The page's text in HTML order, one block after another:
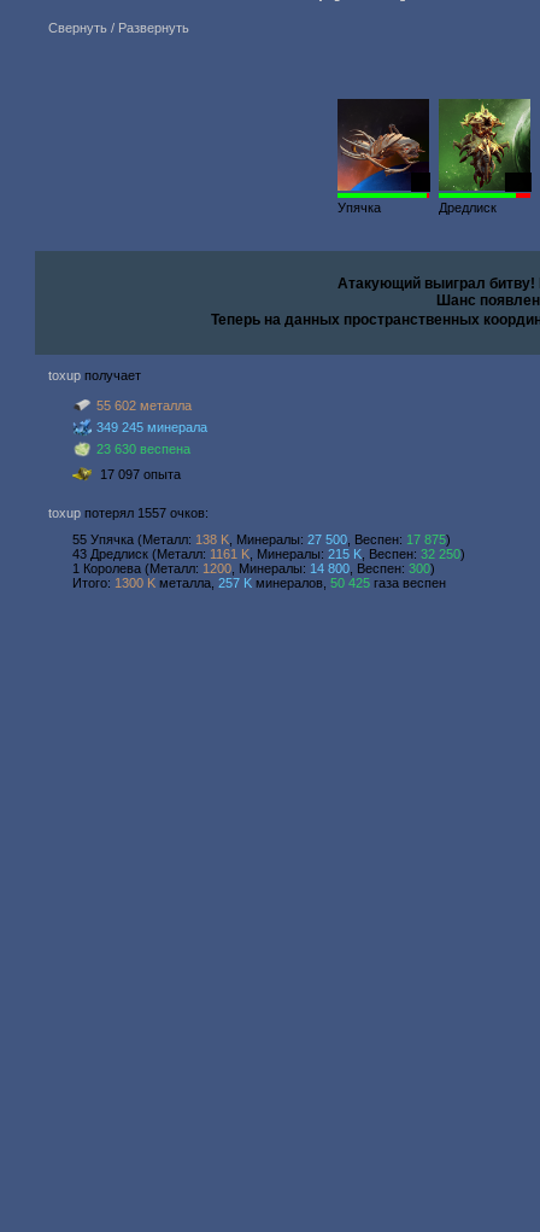
Свернуть / Развернуть
Упячка
Дредлиск
Атакующий выиграл
Шанс
Теперь на данных пространственных
toxup получает
55 602 металла
349 245 минерала
23 630 веспена
17 097 опыта
toxup потерял 1557 очков:
55 Упячка (Металл: 138 K , Минералы:27 500 , Веспен: 17 875)
43 Дредлиск (Металл: 1161 K , Минералы:215 K , Веспен:32 250)
1 Королева (Металл: 1200 , Минералы: 14 800 , Веспен:300)
Итого: 1300 K металла,257 K минералов,50 425 газа веспен